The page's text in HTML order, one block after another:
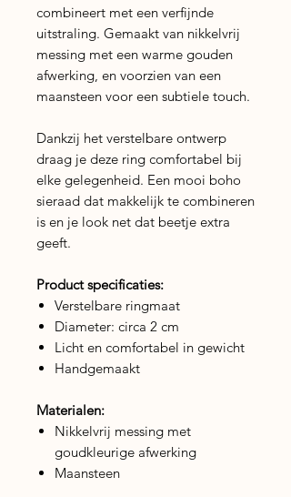
combineert met een verfijnde
uitstraling. Gemaakt van nikkelvrij
messing met een warme gouden
afwerking, en voorzien van een
maansteen voor een subtiele touch.
Dankzij het verstelbare ontwerp
draag je deze ring comfortabel bij
elke gelegenheid. Een mooi boho
sieraad dat makkelijk te combineren
is en je look net dat beetje extra
geeft.
Product specificaties:
Verstelbare ringmaat
Diameter: circa 2 cm
Licht en comfortabel in gewicht
Handgemaakt
Materialen:
Nikkelvrij messing met
goudkleurige afwerking
Maansteen